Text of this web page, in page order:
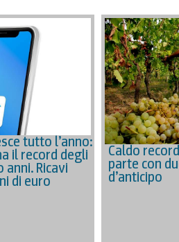
tutto l’anno:
il record degli
Ricavi
di euro
Caldo
parte con
d’anticipo